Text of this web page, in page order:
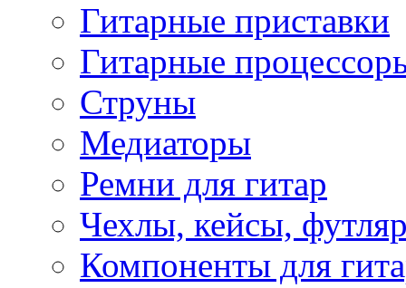
Гитарные приставки
Гитарные
Струны
Медиаторы
Ремни для гитар
Чехлы, кейсы,
Компоненты для